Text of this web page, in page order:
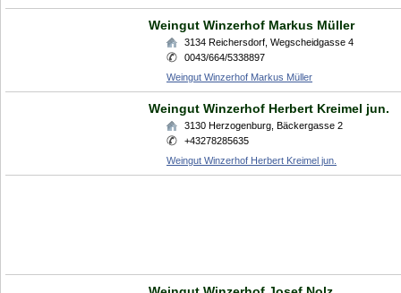
Weingut Winzerhof Markus Müller
3134 Reichersdorf Wegscheidgasse 4
0043/664/5338897
Weingut Winzerhof Markus Müller
Weingut Winzerhof Herbert Kreimel jun.
3130 Herzogenburg Bäckergasse 2
+43278285635
Weingut Winzerhof Herbert Kreimel jun.